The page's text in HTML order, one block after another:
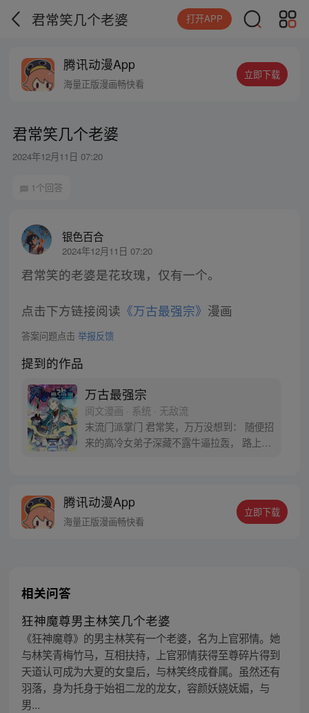
君常笑几个老婆 打开APP
腾讯动漫App
海量正版漫画畅快看
立即下载
君常笑几个老婆
2024年12月11日 07:20
1个回答
银色百合
2024年12月11日 07:20
君常笑的老婆是花玫瑰，仅有一个。
点击下方链接阅读 《万古最强宗》 漫画
答案问题点击 举报反馈
提到的作品
万古最强宗
阅文漫画 · 系统 · 无敌流
末流门派掌门 君常笑，万万没想到： 随便招
来的高冷女弟子深藏不露牛逼拉轰， 路上闭
苍要我末流门派逆天，挡不住啊
腾讯动漫App
海量正版漫画畅快看
立即下载
相关问答
狂神魔尊男主林笑几个老婆
《狂神魔尊》的男主林笑有一个老婆，名为上官邪情。她
与林笑青梅竹马，互相扶持，上官邪情获得至尊碎片得到
天道认可成为大夏的女皇后，与林笑终成眷属。虽然还有
羽落，身为托身于始祖二龙的龙女，容颜妖娆妩媚，与
男...